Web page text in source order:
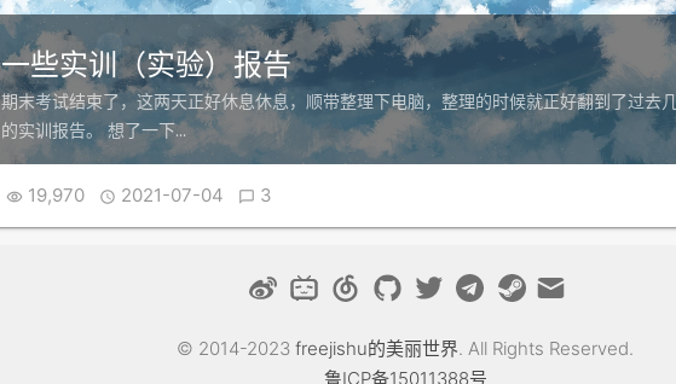
一些实训（实验）报告
期末考试结束了，这两天正好休息休息，顺带整理下电脑，整理的时候就正好翻到了过去
的实训报告。 想了一下…
 19,970  2021-07-04  3
© 2014-2023 freejishu的美丽世界. All Rights Reserved.
鲁ICP备15011388号